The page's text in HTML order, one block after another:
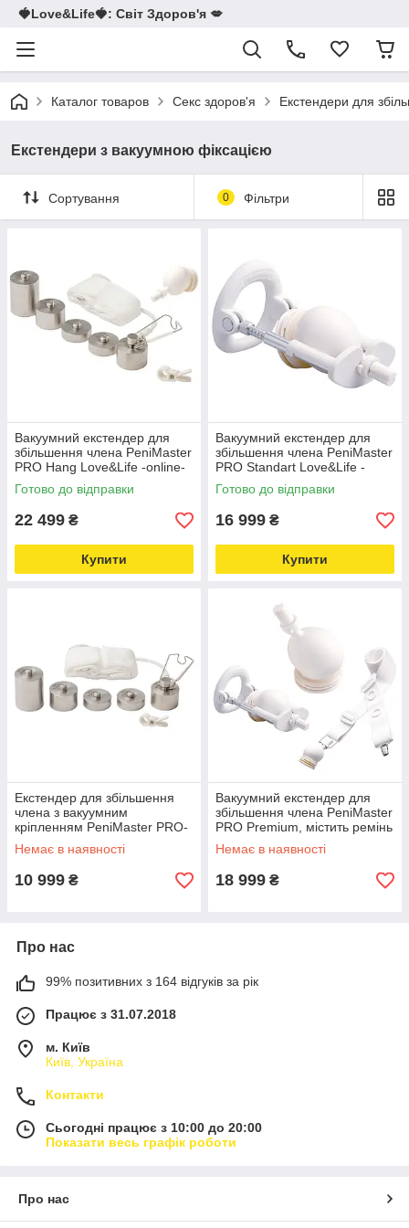
🍓Love&Life🍓: Світ Здоров'я 💋
Каталог товаров Секс здоров'я Екстендери для
Екстендери з вакуумною фіксацією
Сортування 0 Фільтри
Вакуумний екстендер для
збільшення члена PeniMaster
PRO Hang Love&Life -online-
multimarket-
Готово до відправки
22 499 ₴
Купити
Вакуумний екстендер для
збільшення члена PeniMaster
PRO Standart Love&Life -
online-multimarket-
Готово до відправки
16 999 ₴
Купити
Екстендер для збільшення
члена з вакуумним
кріпленням PeniMaster PRO-
Upgrade Kit III Hang Love&Life
-online-multimarket-
Немає в наявності
10 999 ₴
Вакуумний екстендер для
збільшення члена PeniMaster
PRO Premium, містить ремінь
Love&Life -online-multimarket-
Немає в наявності
18 999 ₴
Про нас
99% позитивних з 164 відгуків за рік
Працює з 31.07.2018
м. Київ
Київ, Україна
Контакти
Сьогодні працює з 10:00 до 20:00
Показати весь графік роботи
Про нас